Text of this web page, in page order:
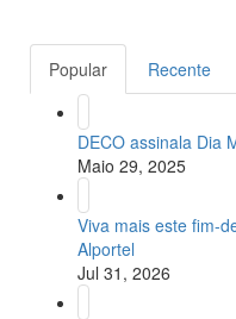
Popular Recente
DECO assinala Dia
Maio 29, 2025
Viva mais este fim-
Alportel
Jul 31, 2026